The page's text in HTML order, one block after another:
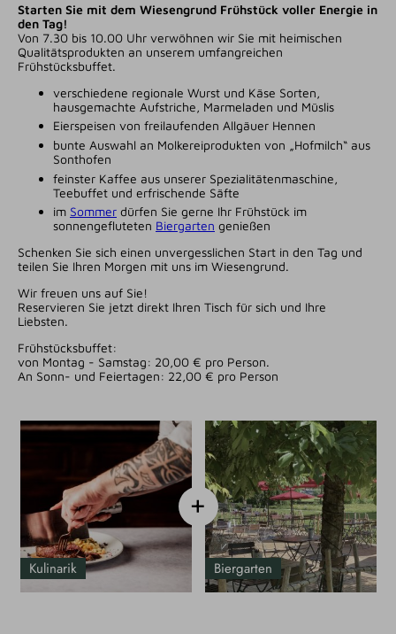
Starten Sie mit dem Wiesengrund Frühstück voller Energie in
den Tag!
Von 7.30 bis 10.00 Uhr verwöhnen wir Sie mit heimischen
Qualitätsprodukten an unserem umfangreichen
Frühstücksbuffet.
verschiedene regionale Wurst und Käse Sorten,
hausgemachte Aufstriche, Marmeladen und Müslis
Eierspeisen von freilaufenden Allgäuer Hennen
bunte Auswahl an Molkereiprodukten von „Hofmilch“ aus
Sonthofen
feinster Kaffee aus unserer Spezialitätenmaschine,
Teebuffet und erfrischende Säfte
im Sommer dürfen Sie gerne Ihr Frühstück im
sonnengefluteten Biergarten genießen
Schenken Sie sich einen unvergesslichen Start in den Tag und
teilen Sie Ihren Morgen mit uns im Wiesengrund.
Wir freuen uns auf Sie!
Reservieren Sie jetzt direkt Ihren Tisch für sich und Ihre
Liebsten.
Frühstücksbuffet:
von Montag - Samstag: 20,00 € pro Person.
An Sonn- und Feiertagen: 22,00 € pro Person
Kulinarik
+
Biergarten